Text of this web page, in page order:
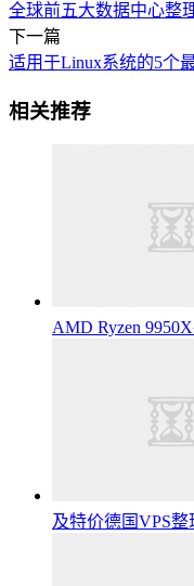
全球前五大数据中心整
下一篇
适用于Linux系统的5个
相关推荐
AMD Ryzen
及特价德国VPS